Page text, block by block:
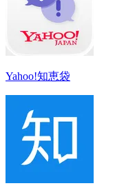
Yahoo!知恵袋